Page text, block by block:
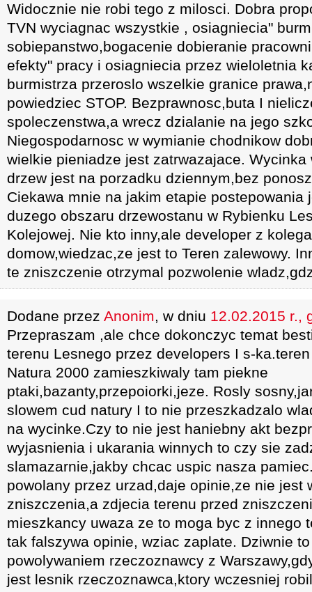
Widocznie nie robi tego z milosci. Dobra
TVN wyciagnac wszystkie , osiagniecia"
sobiepanstwo,bogacenie dobieranie
efekty" pracy i osiagniecia przez wieloletnia
burmistrza przeroslo wszelkie granice
powiedziec STOP. Bezprawnosc,buta I
spoleczenstwa,a wrecz dzialanie na jego
Niegospodarnosc w wymianie chodnikow
wielkie pieniadze jest zatrwazajace.
drzew jest na porzadku dziennym,bez
Ciekawa mnie na jakim etapie postepowania
duzego obszaru drzewostanu w Rybienku
Kolejowej. Nie kto inny,ale developer z
domow,wiedzac,ze jest to Teren zalewowy.
te zniszczenie otrzymal pozwolenie
Dodane przez Anonim, w dniu 12.02.2015 r.,
Przepraszam ,ale chce dokonczyc temat
terenu Lesnego przez developers I s-
Natura 2000 zamieszkiwaly tam piekne
ptaki,bazanty,przepoiorki,jeze. Rosly
slowem cud natury I to nie przeszkadzalo
na wycinke.Czy to nie jest haniebny akt
wyjasnienia i ukarania winnych to czy sie
slamazarnie,jakby chcac uspic nasza
powolany przez urzad,daje opinie,ze nie jest
zniszczenia,a zdjecia terenu przed
mieszkancy uwaza ze to moga byc z innego
tak falszywa opinie, wziac zaplate. Dziwnie
powolywaniem rzeczoznawcy z
jest lesnik rzeczoznawca,ktory wczesniej